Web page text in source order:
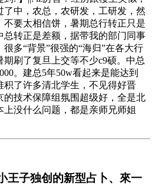
了中，农总，农研发，工研发，然
不要太相信饼，暑期总行转正只是
总转正是差额，据带我的部门同事
多“背景”很强的“海归”在各大行
刷了复旦上交等不少c9硕。中总
。建总5年50w看起来是能达到
积了许多清北学生，不见得好晋
的技术保障组氛围超级好，全是北
上没什么问题，都是亲师兄师姐
王子独创的新型占卜、來一